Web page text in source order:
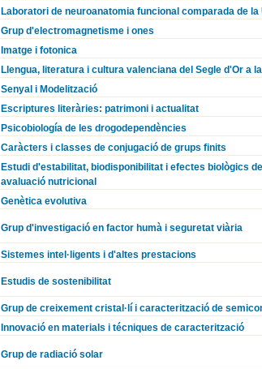
Laboratori de neuroanatomia funcional comparada de
Grup d'electromagnetisme i ones
Imatge i fotonica
Llengua, literatura i cultura valenciana del Segle d'Or a
Senyal i Modelització
Escriptures literàries: patrimoni i actualitat
Psicobiología de les drogodependències
Caràcters i classes de conjugació de grups finits
Estudi d'estabilitat, biodisponibilitat i efectes biològics
avaluació nutricional
Genètica evolutiva
Grup d'investigació en factor humà i seguretat viària
Sistemes intel·ligents i d'altes prestacions
Estudis de sostenibilitat
Grup de creixement cristal·lí i caracterització de
Innovació en materials i técniques de caracterització
Grup de radiació solar